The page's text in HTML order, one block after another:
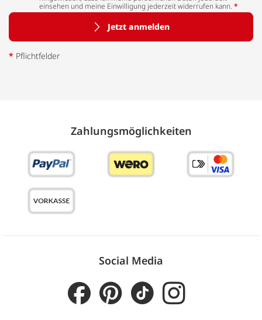
einsehen und meine Einwilligung jederzeit widerrufen kann. *
Jetzt anmelden
* Pflichtfelder
Zahlungs­möglich­keiten
Social Media